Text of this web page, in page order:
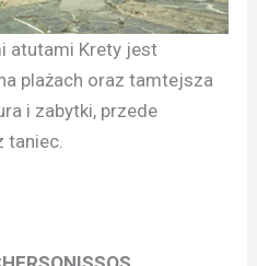
atutami Krety jest
plażach oraz tamtejsza
i zabytki, przede
taniec.